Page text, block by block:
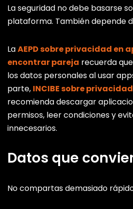
La seguridad no debe basarse
plataforma. También depende
LaAEPD sobre privacidad en
encontrar pareja recuerda
los datos personales al usar
parte, INCIBE sobre
recomienda descargar
permisos, leer condiciones y
innecesarios.
Datos que
No compartas demasiado